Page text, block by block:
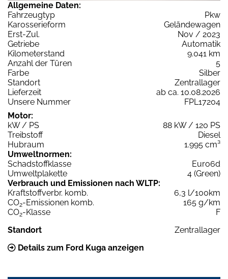
Allgemeine Daten:
Fahrzeugtyp
Pkw
Karosserieform
Geländewagen
Erst-Zul.
Nov / 2023
Getriebe
Automatik
Kilometerstand
9.041 km
Anzahl der Türen
5
Farbe
Silber
Standort
Zentrallager
Lieferzeit
ab ca. 10.08.2026
Unsere Nummer
FPL17204
Motor:
kW / PS
88 kW / 120 PS
Treibstoff
Diesel
Hubraum
1.995 cm³
Umweltnormen:
Schadstoffklasse
Euro6d
Umweltplakette
4 (Green)
Verbrauch und Emissionen nach WLTP:
Kraftstoffverbr. komb.
6,3 l/100km
CO2-Emissionen komb.
165 g/km
CO2-Klasse
F
Standort
Zentrallager
Details zum Ford Kuga anzeigen